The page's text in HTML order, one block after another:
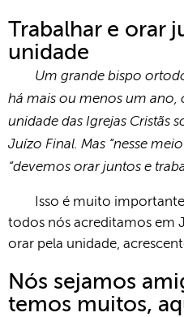
Trabalhar e orar
unidade
Um grande bispo
há mais ou menos um ano,
unidade das Igrejas Cristãs
Juízo Final. Mas “nesse
“devemos orar juntos e
Isso é muito
todos nós acreditamos em
orar pela unidade,
Nós sejamos
temos muitos,